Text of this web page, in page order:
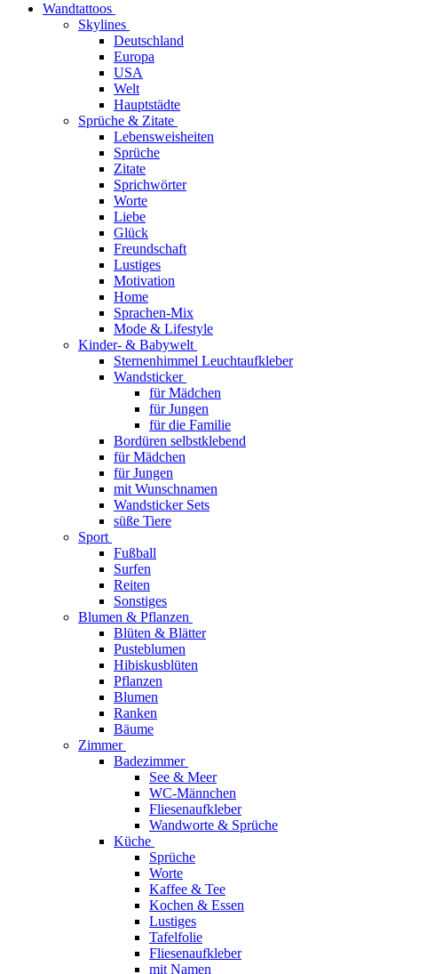
Wandtattoos
Skylines
Deutschland
Europa
USA
Welt
Hauptstädte
Sprüche & Zitate
Lebensweisheiten
Sprüche
Zitate
Sprichwörter
Worte
Liebe
Glück
Freundschaft
Lustiges
Motivation
Home
Sprachen-Mix
Mode & Lifestyle
Kinder- & Babywelt
Sternenhimmel Leuchtaufkleber
Wandsticker
für Mädchen
für Jungen
für die Familie
Bordüren selbstklebend
für Mädchen
für Jungen
mit Wunschnamen
Wandsticker Sets
süße Tiere
Sport
Fußball
Surfen
Reiten
Sonstiges
Blumen & Pflanzen
Blüten & Blätter
Pusteblumen
Hibiskusblüten
Pflanzen
Blumen
Ranken
Bäume
Zimmer
Badezimmer
See & Meer
WC-Männchen
Fliesenaufkleber
Wandworte & Sprüche
Küche
Sprüche
Worte
Kaffee & Tee
Kochen & Essen
Lustiges
Tafelfolie
Fliesenaufkleber
mit Namen